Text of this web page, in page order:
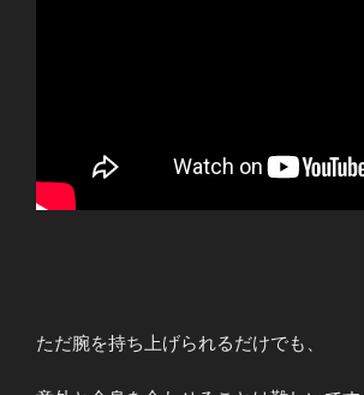
ただ腕を持ち上げられるだけでも、